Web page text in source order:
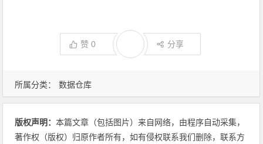
赞0 分享
所属分类： 数据仓库
版权声明：本篇文章（包括图片）来自网络，由程序自动采集，
著作权（版权）归原作者所有，如有侵权联系我们删除，联系方